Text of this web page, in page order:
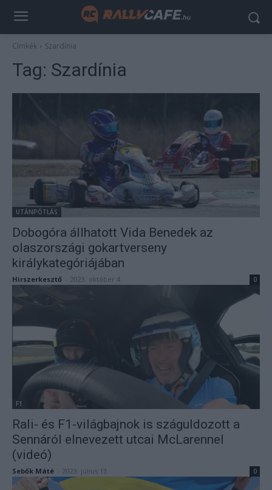
Címkék Szardínia
Tag: Szardínia
UTÁNPÓTLÁS
Dobogóra állhatott Vida Benedek az
olaszországi gokartverseny
királykategóriájában
Hirszerkesztő 2023. október 4. 0
F1
Rali- és F1-világbajnok is száguldozott a
Sennáról elnevezett utcai McLarennel
(videó)
Sebők Máté 2023. július 13. 0